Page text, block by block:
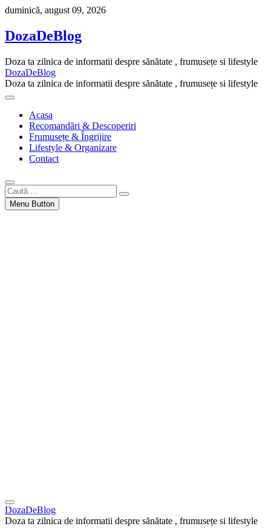
Skip
content
duminică, august 09, 2026
DozaDeBlog
Doza ta zilnica de informatii despre sănătate , frumusețe si lifestyle
DozaDeBlog
Doza ta zilnica de informatii despre sănătate , frumusețe si lifestyle
Acasa
Recomandări & Descoperiri
Frumusețe & Îngrijire
Lifestyle & Organizare
Contact
Caută
…Menu Button
DozaDeBlog
Doza ta zilnica de informatii despre sănătate , frumusețe si lifestyle